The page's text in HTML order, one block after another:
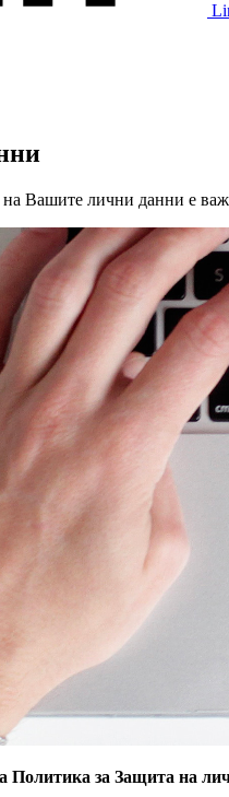
на Вашите лични данни е
Политика за Защита на